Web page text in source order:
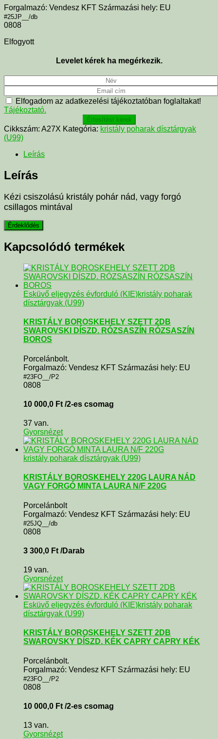
Forgalmazó: Vendesz KFT Származási hely: EU
#25JP__/db
0808
Elfogyott
Levelet kérek ha megérkezik.
Elfogadom az adatkezelési tájékoztatóban foglaltakat!
Tájékoztató.
Értesítést kérek
Cikkszám: A27X Kategória: kristály poharak dísztárgyak
(U99)
Leírás
Leírás
Kézi csiszolású kristály pohár nád, vagy forgó
csillagos mintával
Kapcsolódó termékek
Esküvő eljegyzés évforduló (KIE)kristály poharak
dísztárgyak (U99)
KRISTÁLY BOROSKEHELY SZETT 2DB
SWAROVSKI DÍSZD. RÓZSASZÍN RÓZSASZÍN
BOROS
Porcelánbolt.
Forgalmazó: Vendesz KFT Származási hely: EU
#23FO__/P2
0808
10 000,0 Ft /2-es csomag
37 van.
Gyorsnézet
kristály poharak dísztárgyak (U99)
KRISTÁLY BOROSKEHELY 220G LAURA NÁD
VAGY FORGÓ MINTA LAURA N/F 220G
Porcelánbolt
Forgalmazó: Vendesz KFT Származási hely: EU
#25JQ__/db
0808
3 300,0 Ft /Darab
19 van.
Gyorsnézet
Esküvő eljegyzés évforduló (KIE)kristály poharak
dísztárgyak (U99)
KRISTÁLY BOROSKEHELY SZETT 2DB
SWAROVSKY DÍSZD. KÉK CAPRY CAPRY KÉK
Porcelánbolt.
Forgalmazó: Vendesz KFT Származási hely: EU
#23FO__/P2
0808
10 000,0 Ft /2-es csomag
13 van.
Gyorsnézet